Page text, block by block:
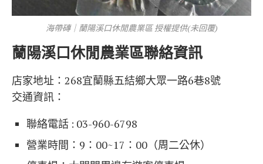
海帶磚｜蘭陽溪口休閒農業區 授權提供(未回覆)
蘭陽溪口休閒農業區聯絡資訊
店家地址：268宜蘭縣五結鄉大眾一路6巷8號
交通資訊：
聯絡電話 : 03-960-6798
營業時間：9：00~17：00（周二公休）